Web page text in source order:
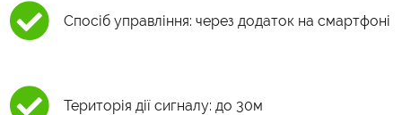
Спосіб управління: через додаток на смартфоні
Територія дії сигналу: до 30м